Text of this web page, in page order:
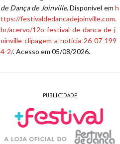
de Dança de Joinville. Disponível em h
ttps://festivaldedancadejoinville.com.
br/acervo/12o-festival-de-danca-de-j
oinville-clipagem-a-noticia-26-07-199
4-2/. Acesso em 05/08/2026.
PUBLICIDADE